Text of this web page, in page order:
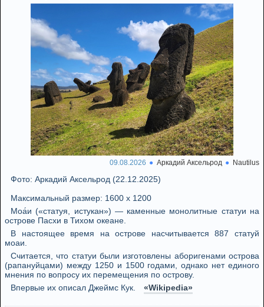
09.08.2026 Аркадий Аксельрод Nautilus
Фото: Аркадий Аксельрод (22.12.2025)
Максимальный размер: 1600 x 1200
Моа́и («статуя, истукан») — каменные монолитные статуи на
острове Пасхи в Тихом океане.
В настоящее время на острове насчитывается 887 статуй
моаи.
Считается, что статуи были изготовлены аборигенами острова
(рапануйцами) между 1250 и 1500 годами, однако нет единого
мнения по вопросу их перемещения по острову.
Впервые их описал Джеймс Кук.
«Wikipedia»